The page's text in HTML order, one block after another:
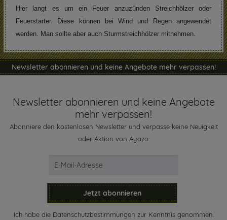
Hier langt es um ein Feuer anzuzünden Streichhölzer oder
Feuerstarter. Diese können bei Wind und Regen angewendet
werden. Man sollte aber auch Sturmstreichhölzer mitnehmen.
Newsletter abonnieren und keine Angebote mehr verpassen!
Newsletter abonnieren und keine Angebote
mehr verpassen!
Abonniere den kostenlosen Newsletter und verpasse keine Neuigkeit
oder Aktion von Ayazo.
Jetzt abonnieren
Ich habe die Datenschutzbestimmungen zur Kenntnis genommen.